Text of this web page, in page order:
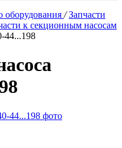
оборудования / Запчасти
к секционным насосам
44...198